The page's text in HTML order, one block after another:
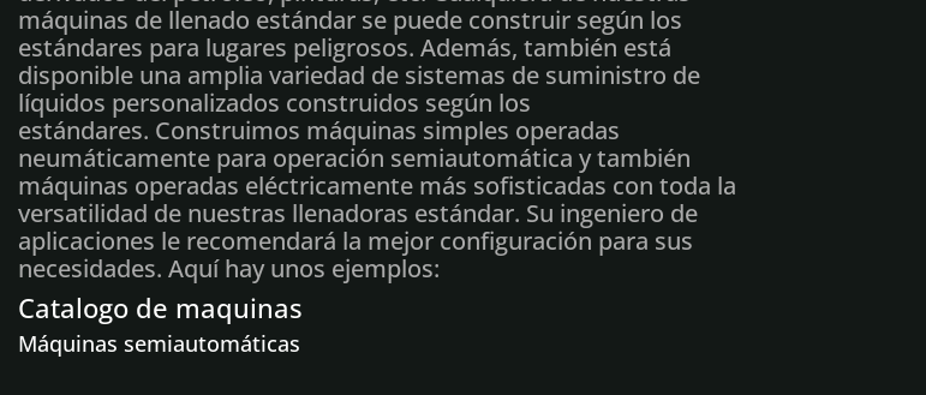
máquinas de llenado estándar se puede construir según los
estándares para lugares peligrosos. Además, también está
disponible una amplia variedad de sistemas de suministro de
líquidos personalizados construidos según los
estándares. Construimos máquinas simples operadas
neumáticamente para operación semiautomática y también
máquinas operadas eléctricamente más sofisticadas con toda la
versatilidad de nuestras llenadoras estándar. Su ingeniero de
aplicaciones le recomendará la mejor configuración para sus
necesidades. Aquí hay unos ejemplos:
Catalogo de maquinas
Máquinas semiautomáticas